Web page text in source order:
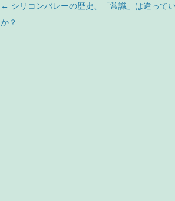
投稿ナビゲーション
← シリコンバレーの歴史、「常識」は違って
か？